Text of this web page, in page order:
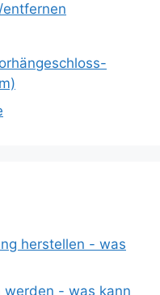
entfernen
herstellen - was
werden - was kann